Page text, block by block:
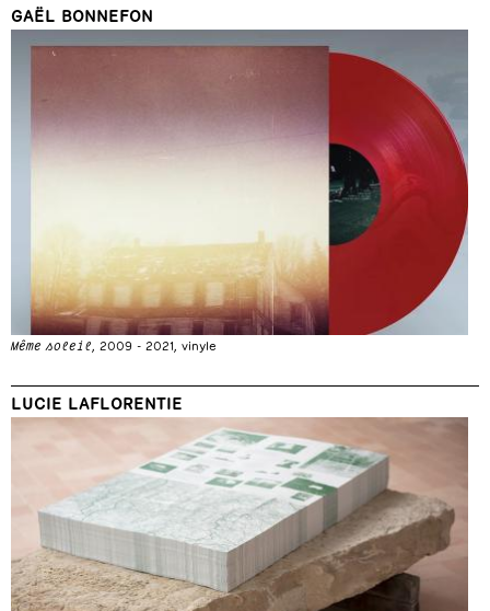
GAËL BONNEFON
Même soleil , 2009 - 2021, vinyle
LUCIE LAFLORENTIE